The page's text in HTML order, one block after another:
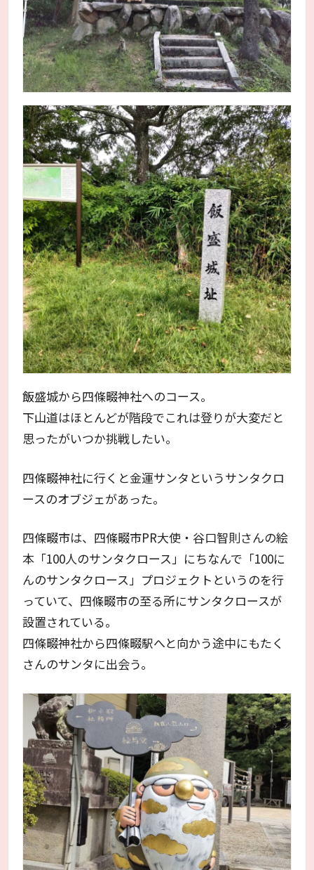
飯盛城から四條畷神社へのコース。
下山道はほとんどが階段でこれは登りが大変だと
思ったがいつか挑戦したい。
四條畷神社に行くと金運サンタというサンタクロ
ースのオブジェがあった。
四條畷市は、四條畷市PR大使・谷口智則さんの絵
本「100人のサンタクロース」にちなんで「100に
んのサンタクロース」プロジェクトというのを行
っていて、四條畷市の至る所にサンタクロースが
設置されている。
四條畷神社から四條畷駅へと向かう途中にもたく
さんのサンタに出会う。